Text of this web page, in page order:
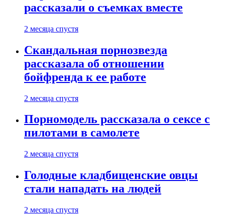
рассказали о съемках вместе
2 месяца спустя
Скандальная порнозвезда
рассказала об отношении
бойфренда к ее работе
2 месяца спустя
Порномодель рассказала о сексе с
пилотами в самолете
2 месяца спустя
Голодные кладбищенские овцы
стали нападать на людей
2 месяца спустя